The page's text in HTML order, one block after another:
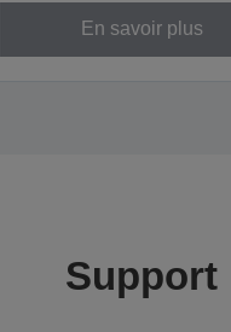
En savoir plus
Support